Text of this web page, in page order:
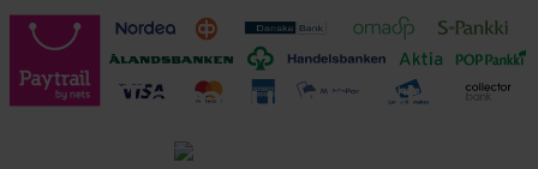
Toimitusehdot